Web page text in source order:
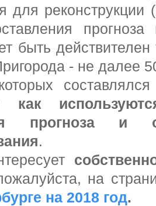
для реконструкции
быть
- не далее
как
прогноза и
.
на
на 2018 год.